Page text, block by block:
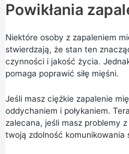
Powikłania
Niektóre osoby z zapaleniem
stwierdzają, że stan ten
czynności i jakość życia.
pomaga poprawić siłę mięśni.
Jeśli masz ciężkie zapalenie
oddychaniem i połykaniem.
zalecana, jeśli masz problemy
twoją zdolność komunikowania